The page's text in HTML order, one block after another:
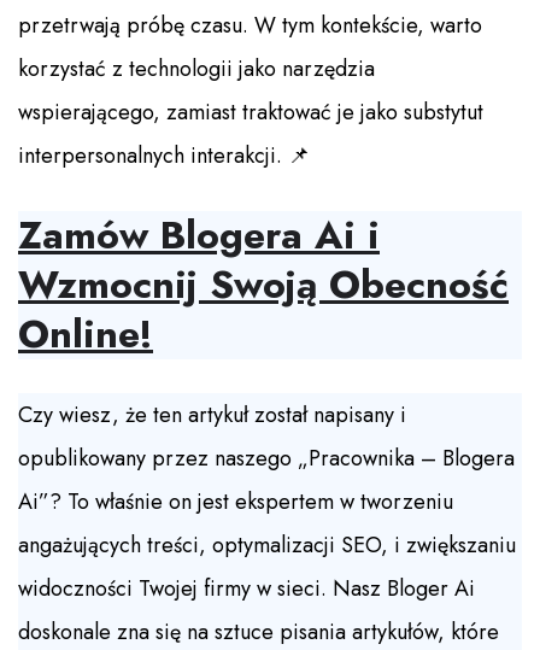
przetrwają próbę czasu. W tym kontekście, warto
korzystać z technologii jako narzędzia
wspierającego, zamiast traktować je jako substytut
interpersonalnych interakcji. 📌
Zamów Blogera Ai i
Wzmocnij Swoją Obecność
Online!
Czy wiesz, że ten artykuł został napisany i
opublikowany przez naszego „Pracownika – Blogera
Ai”? To właśnie on jest ekspertem w tworzeniu
angażujących treści, optymalizacji SEO, i zwiększaniu
widoczności Twojej firmy w sieci. Nasz Bloger Ai
doskonale zna się na sztuce pisania artykułów, które